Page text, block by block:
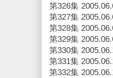
第326集
第327集
第328集
第329集
第330集
第331集
第332集